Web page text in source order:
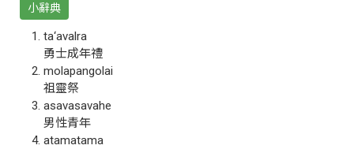
小辭典
ta‘avalra
勇士成年禮
molapangolai
祖靈祭
asavasavahe
男性青年
atamatama